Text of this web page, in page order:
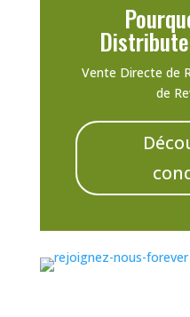
Vente Directe de
de